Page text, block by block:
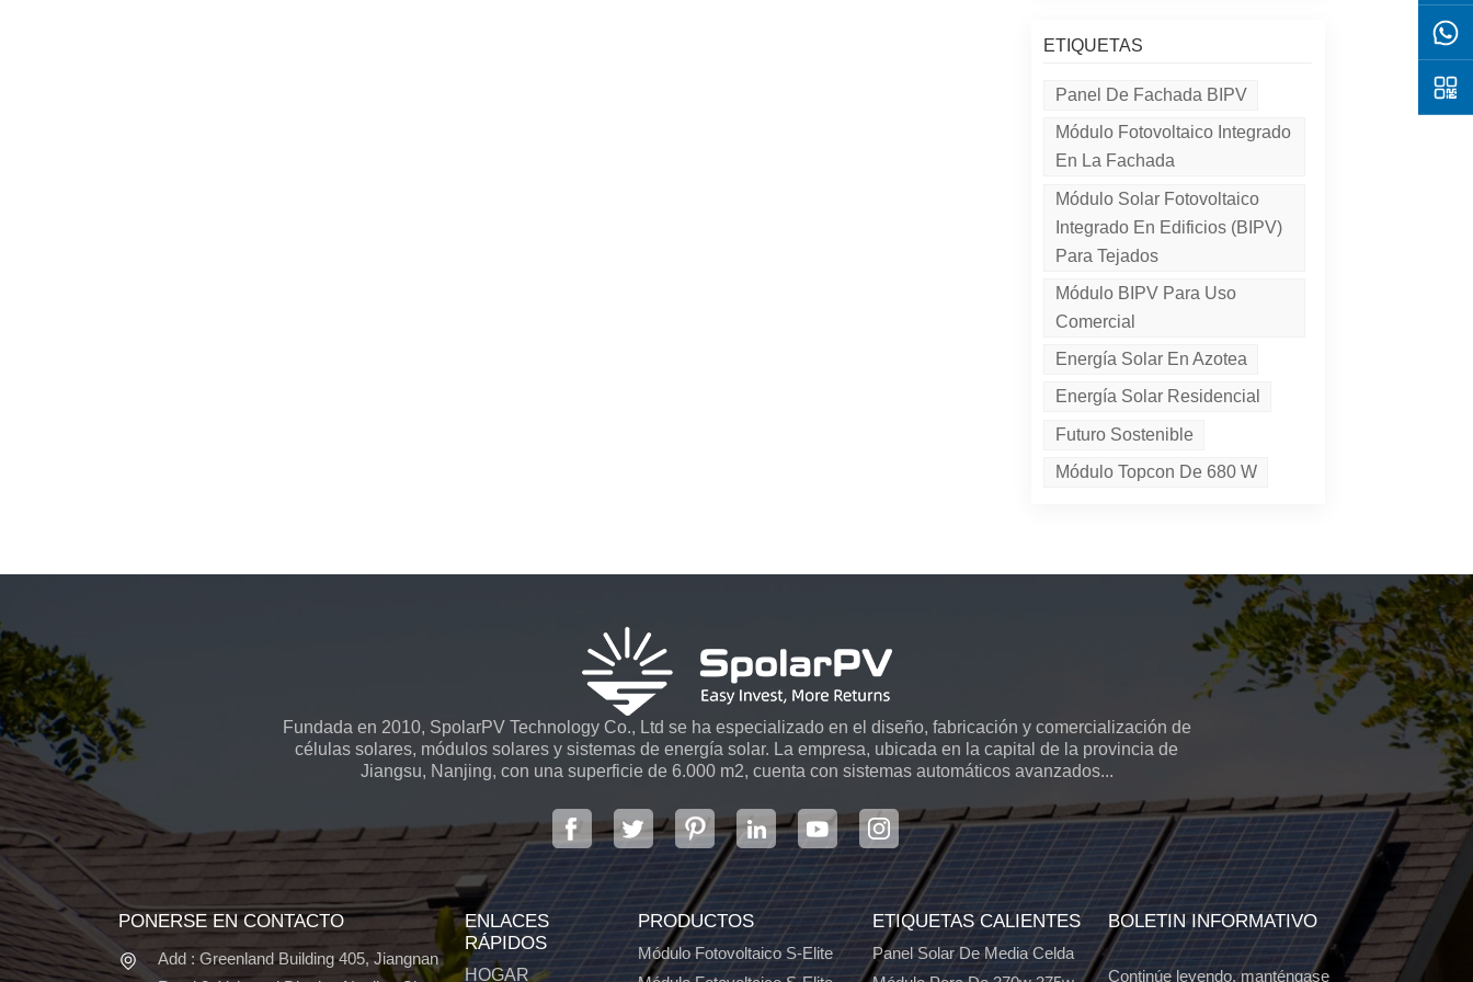
ETIQUETAS
Panel De Fachada BIPV
Módulo Fotovoltaico Integrado
En La Fachada
Módulo Solar Fotovoltaico
Integrado En Edificios (BIPV)
Para Tejados
Módulo BIPV Para Uso
Comercial
Energía Solar En Azotea
Energía Solar Residencial
Futuro Sostenible
Módulo Topcon De 680 W
Fundada en 2010, SpolarPV Technology Co., Ltd se ha especializado en el diseño, fabricación y comercialización de
células solares, módulos solares y sistemas de energía solar. La empresa, ubicada en la capital de la provincia de
Jiangsu, Nanjing, con una superficie de 6.000 m2, cuenta con sistemas automáticos avanzados...
PONERSE EN CONTACTO
Add : Greenland Building 405, Jiangnan
ENLACES
RÁPIDOS
HOGAR
PRODUCTOS
Módulo Fotovoltaico S-Elite
ETIQUETAS CALIENTES
Panel Solar De Media Celda
BOLETIN INFORMATIVO
Continúe leyendo, manténgase